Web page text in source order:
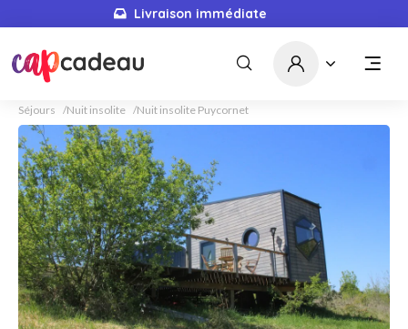
Livraison immédiate
Séjours Nuit insolite Nuit insolite Puycornet